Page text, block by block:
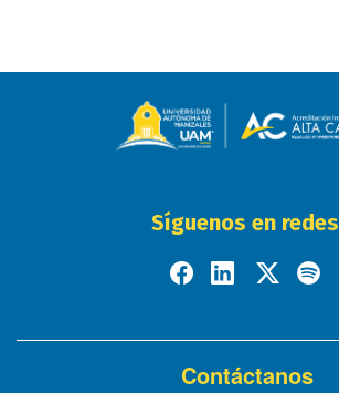
Síguenos en redes
Contáctanos